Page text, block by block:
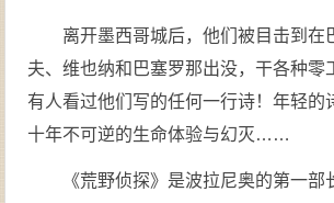
离开墨西哥城后，他们被目击到在
夫、维也纳和巴塞罗那出没，干各种零
有人看过他们写的任何一行诗！年轻的
十年不可逆的生命体验与幻灭……
《荒野侦探》是波拉尼奥的第一部